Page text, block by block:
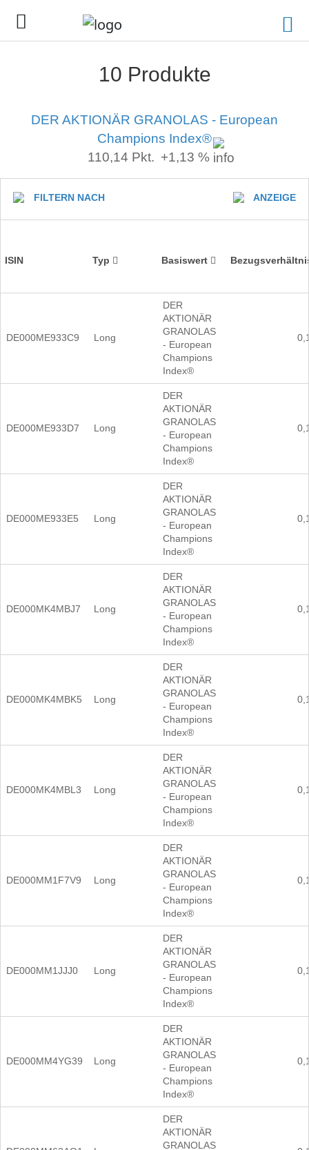
10 Produkte
DER AKTIONÄR GRANOLAS - European
Champions Index®
110,14 Pkt. +1,13 %
FILTERN NACH ANZEIGE
ISIN Typ Basiswert
DE000ME933C9 Long
DER
AKTIONÄR
GRANOLAS
- European
Champions
Index®
DE000ME933D7 Long
DER
AKTIONÄR
GRANOLAS
- European
Champions
Index®
DE000ME933E5 Long
DER
AKTIONÄR
GRANOLAS
- European
Champions
Index®
DE000MK4MBJ7 Long
DER
AKTIONÄR
GRANOLAS
- European
Champions
Index®
DE000MK4MBK5 Long
DER
AKTIONÄR
GRANOLAS
- European
Champions
Index®
DE000MK4MBL3 Long
DER
AKTIONÄR
GRANOLAS
- European
Champions
Index®
DE000MM1F7V9 Long
DER
AKTIONÄR
GRANOLAS
- European
Champions
Index®
DE000MM1JJJ0 Long
DER
AKTIONÄR
GRANOLAS
- European
Champions
Index®
DE000MM4YG39 Long
DER
AKTIONÄR
GRANOLAS
- European
Champions
Index®
DER
AKTIONÄR
GRANOLAS